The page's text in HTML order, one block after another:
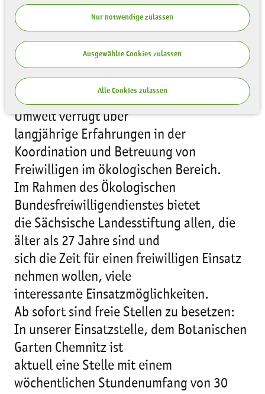
Nur notwendige zulassen
Ausgewählte Cookies zulassen
Alle Cookies zulassen
Die Sächsische Landesstiftung Natur und
Umwelt verfügt über
langjährige Erfahrungen in der
Koordination und Betreuung von
Freiwilligen im ökologischen Bereich.
Im Rahmen des Ökologischen
Bundesfreiwilligendienstes bietet
die Sächsische Landesstiftung allen, die
älter als 27 Jahre sind und
sich die Zeit für einen freiwilligen Einsatz
nehmen wollen, viele
interessante Einsatzmöglichkeiten.
Ab sofort sind freie Stellen zu besetzen:
In unserer Einsatzstelle, dem Botanischen
Garten Chemnitz ist
aktuell eine Stelle mit einem
wöchentlichen Stundenumfang von 30